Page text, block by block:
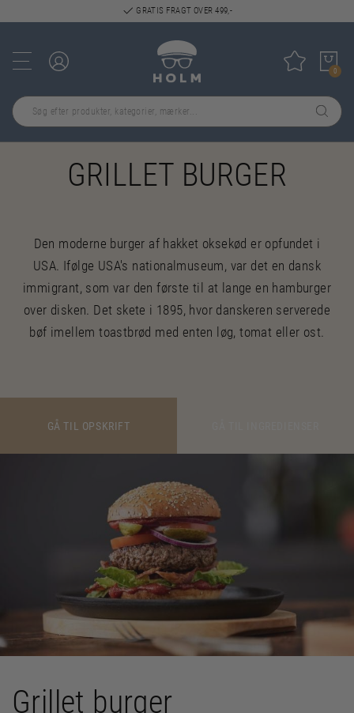
GRATIS FRAGT OVER 499,-
Tilføj til
0
GRILLET BURGER
Den moderne burger af hakket oksekød er opfundet i
USA. Ifølge USA's nationalmuseum, var det en dansk
immigrant, som var den første til at lange en hamburger
over disken. Det skete i 1895, hvor danskeren serverede
bøf imellem toastbrød med enten løg, tomat eller ost.
GÅ TIL OPSKRIFT
Grillet burger